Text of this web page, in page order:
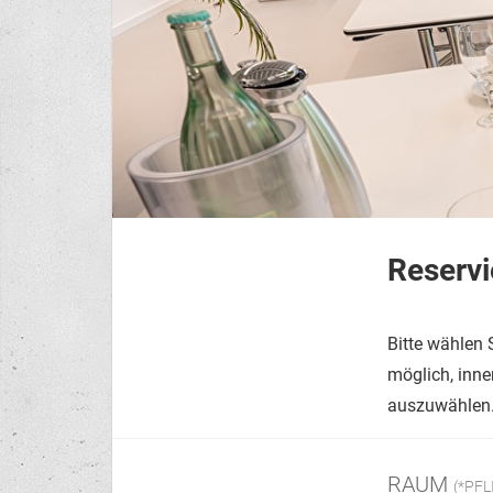
Bitte wählen
möglich,
RAUM